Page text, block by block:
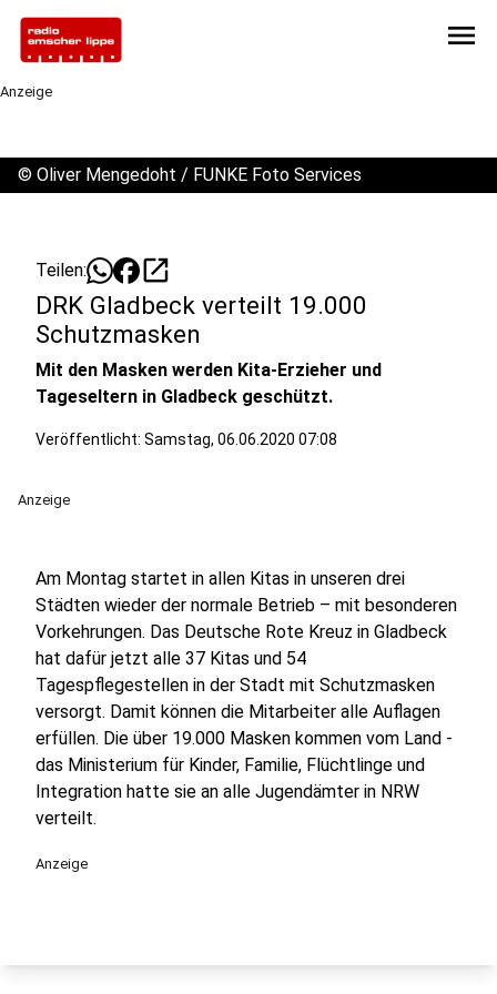
menu
Anzeige
© Oliver Mengedoht / FUNKE Foto Services
Teilen: open_in_new
DRK Gladbeck verteilt 19.000
Schutzmasken
Mit den Masken werden Kita-Erzieher und
Tageseltern in Gladbeck geschützt.
Veröffentlicht: Samstag, 06.06.2020 07:08
Anzeige
Am Montag startet in allen Kitas in unseren drei
Städten wieder der normale Betrieb – mit besonderen
Vorkehrungen. Das Deutsche Rote Kreuz in Gladbeck
hat dafür jetzt alle 37 Kitas und 54
Tagespflegestellen in der Stadt mit Schutzmasken
versorgt. Damit können die Mitarbeiter alle Auflagen
erfüllen. Die über 19.000 Masken kommen vom Land -
das Ministerium für Kinder, Familie, Flüchtlinge und
Integration hatte sie an alle Jugendämter in NRW
verteilt.
Anzeige